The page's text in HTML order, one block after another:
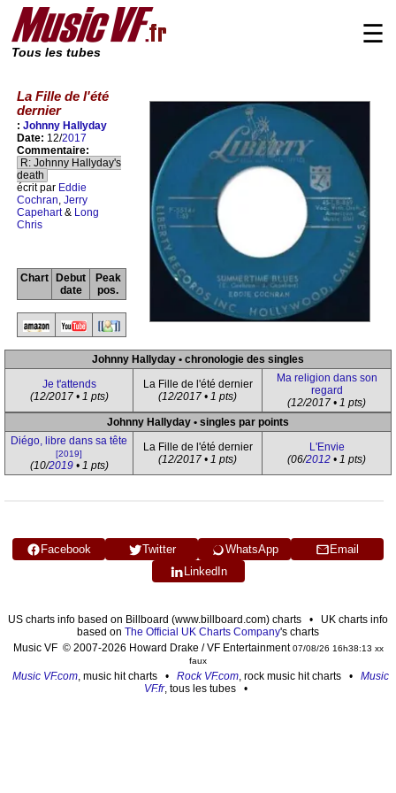
Tous les tubes
☰
La Fille de l'été
dernier
: Johnny Hallyday
Date: 12/2017
Commentaire:
R: Johnny Hallyday's
death
écrit par Eddie
Cochran, Jerry
Capehart& Long
Chris
Chart
Debut
date
Peak
pos.
Johnny Hallyday • chronologie des singles
Je t'attends
(12/2017 • 1 pts)
La Fille de l'été dernier
(12/2017 • 1 pts)
Ma religion dans son
regard
(12/2017 • 1 pts)
Johnny Hallyday • singles par points
Diégo, libre dans sa tête
[2019]
(10/2019• 1 pts)
La Fille de l'été dernier
(12/2017 • 1 pts)
L'Envie
(06/2012 • 1 pts)
Facebook Twitter WhatsApp
Email
LinkedIn
US charts info based on Billboard (www.billboard.com) charts • UK charts info
based on The Official UK Charts Company's charts
Music VF © 2007-2026 Howard Drake / VF Entertainment07/08/26 16h38:13 xx
faux
Music VF.com, music hit charts • Rock VF.com, rock music hit charts • Music
VF.fr, tous les tubes •